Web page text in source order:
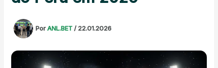
PorANL.BET/ 22.01.2026